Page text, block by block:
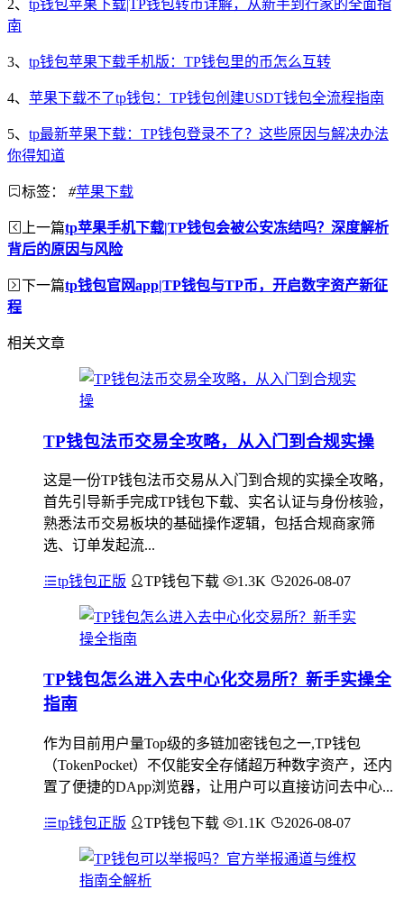
2、 tp钱包苹果下载|TP钱包转币详解，从新手到行家的全面指
南
3、 tp钱包苹果下载手机版：TP钱包里的币怎么互转
4、 苹果下载不了tp钱包：TP钱包创建USDT钱包全流程指南
5、 tp最新苹果下载：TP钱包登录不了？这些原因与解决办法
你得知道
标签： #苹果下载
上一篇tp苹果手机下载|TP钱包会被公安冻结吗？深度解析
背后的原因与风险
下一篇tp钱包官网app|TP钱包与TP币，开启数字资产新征
程
相关文章
TP钱包法币交易全攻略，从入门到合规实操
这是一份TP钱包法币交易从入门到合规的实操全攻略，
首先引导新手完成TP钱包下载、实名认证与身份核验，
熟悉法币交易板块的基础操作逻辑，包括合规商家筛
选、订单发起流...
tp钱包正版 TP钱包下载 1.3K 2026-08-07
TP钱包怎么进入去中心化交易所？新手实操全
指南
作为目前用户量Top级的多链加密钱包之一,TP钱包
（TokenPocket）不仅能安全存储超万种数字资产，还内
置了便捷的DApp浏览器，让用户可以直接访问去中心...
tp钱包正版 TP钱包下载 1.1K 2026-08-07